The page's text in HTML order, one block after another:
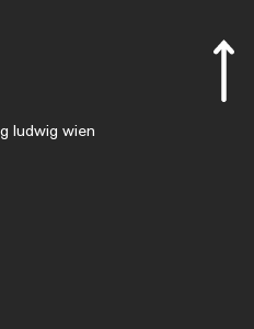
ludwig wien